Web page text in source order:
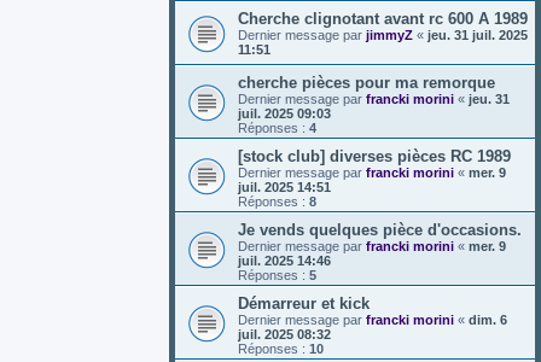
Cherche clignotant avant rc 600 A 1989
Dernier message par jimmyZ « jeu. 31 juil. 2025
11:51
cherche pièces pour ma remorque
Dernier message par francki morini « jeu. 31
juil. 2025 09:03
Réponses : 4
[stock club] diverses pièces RC 1989
Dernier message par francki morini « mer. 9
juil. 2025 14:51
Réponses : 8
Je vends quelques pièce d'occasions.
Dernier message par francki morini « mer. 9
juil. 2025 14:46
Réponses : 5
Démarreur et kick
Dernier message par francki morini « dim. 6
juil. 2025 08:32
Réponses : 10